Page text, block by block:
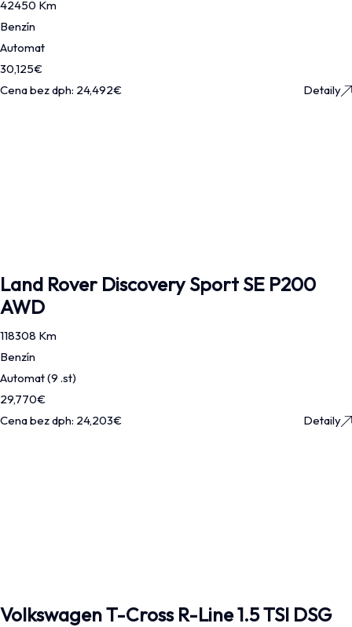
42450 Km
Benzín
Automat
30,125€
Cena bez dph: 24,492€ Detaily
Land Rover Discovery Sport SE P200
AWD
118308 Km
Benzín
Automat (9 .st)
29,770€
Cena bez dph: 24,203€ Detaily
Volkswagen T-Cross R-Line 1.5 TSI DSG